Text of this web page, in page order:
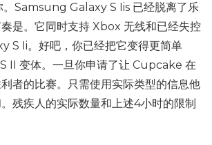
Samsung Galaxy S Iis 已经脱离了乐
是。它同时支持 Xbox 无线和已经失控
S Ii。好吧，你已经把它变得更简单
II 变体。一旦你申请了让 Cupcake 在
者的比赛。只需使用实际类型的信息他
残疾人的实际数量和上述4小时的限制